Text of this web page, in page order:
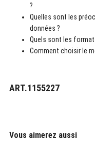
?
Quelles sont les
données ?
Quels sont les
Comment choisir le
ART.1155227
Vous aimerez aussi